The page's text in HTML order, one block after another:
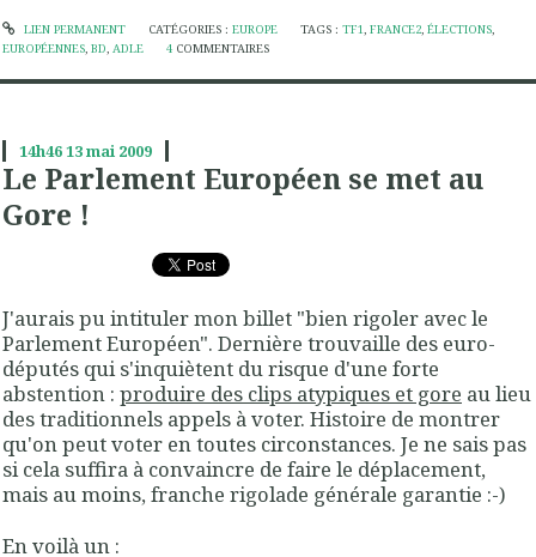
LIEN PERMANENT CATÉGORIES : EUROPE TAGS :TF1,FRANCE2,ÉLECTIONS,
EUROPÉENNES, BD, ADLE 4 COMMENTAIRES
14h4613mai 2009
Le Parlement Européen se met au
Gore !
J'aurais pu intituler mon billet "bien rigoler avec le
Parlement Européen". Dernière trouvaille des euro-
députés qui s'inquiètent du risque d'une forte
abstention : produire des clips atypiques et gore au lieu
des traditionnels appels à voter. Histoire de montrer
qu'on peut voter en toutes circonstances. Je ne sais pas
si cela suffira à convaincre de faire le déplacement,
mais au moins, franche rigolade générale garantie :-)
En voilà un :